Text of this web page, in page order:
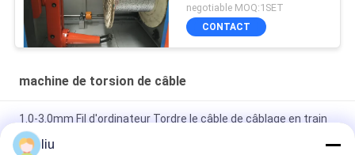
700Rpm stable élevée
negotiable MOQ:1SET
CONTACT
machine de torsion de câble
1.0-3.0mm Fil d'ordinateur Tordre le câble de câblage en train
de faire une machine
liu